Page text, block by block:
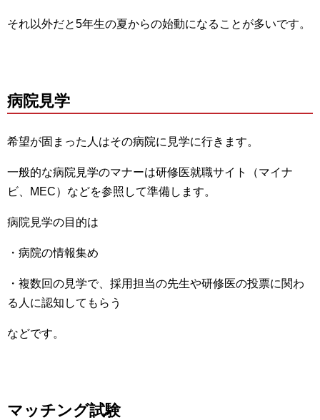
それ以外だと5年生の夏からの始動になることが多いです。
病院見学
希望が固まった人はその病院に見学に行きます。
一般的な病院見学のマナーは研修医就職サイト（マイナ
ビ、MEC）などを参照して準備します。
病院見学の目的は
・病院の情報集め
・複数回の見学で、採用担当の先生や研修医の投票に関わ
る人に認知してもらう
などです。
マッチング試験